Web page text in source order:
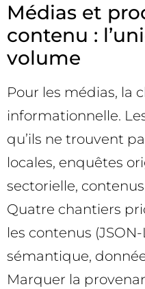
Médias et
contenu :
volume
Pour les médias, la
informationnelle.
qu’ils ne trouvent
locales, enquêtes
sectorielle,
Quatre chantiers
les contenus
sémantique,
Marquer la